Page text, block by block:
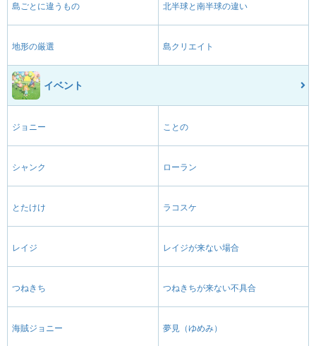
島ごとに違うもの 北半球と南半球の違い
地形の厳選 島クリエイト
イベント
ジョニー ことの
シャンク ローラン
とたけけ ラコスケ
レイジ レイジが来ない場合
つねきち つねきちが来ない不具合
海賊ジョニー 夢見（ゆめみ）